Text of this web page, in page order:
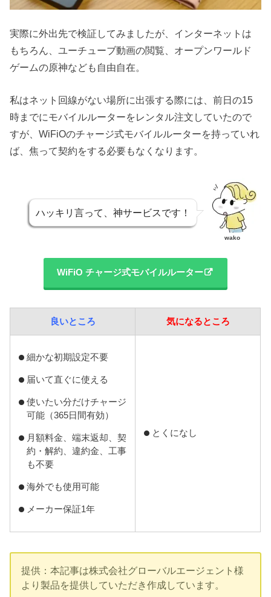
実際に外出先で検証してみましたが、インターネットは
もちろん、ユーチューブ動画の閲覧、オープンワールド
ゲームの原神なども自由自在。
私はネット回線がない場所に出張する際には、前日の15
時までにモバイルルーターをレンタル注文していたので
すが、WiFiOのチャージ式モバイルルーターを持っていれ
ば、焦って契約をする必要もなくなります。
ハッキリ言って、神サービスです！
wako
WiFiO チャージ式モバイルルーター
良いところ 気になるところ
細かな初期設定不要
届いて直ぐに使える
使いたい分だけチャージ
可能（365日間有効）
月額料金、端末返却、契
約・解約、違約金、工事
も不要
海外でも使用可能
メーカー保証1年
とくになし
提供：本記事は株式会社グローバルエージェント様
より製品を提供していただき作成しています。